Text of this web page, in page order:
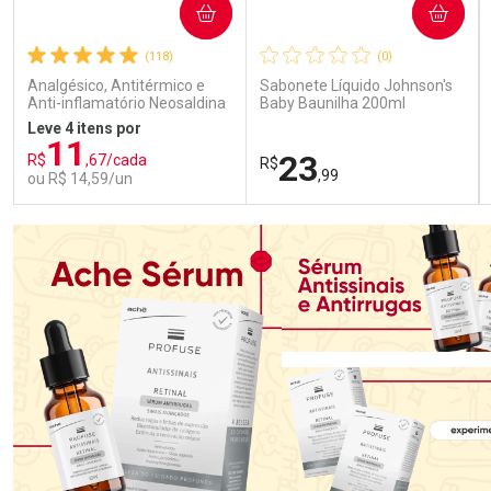
(118)
Analgésico, Antitérmico e
Anti-inflamatório Neosaldina
30mg + 300mg + 30mg 10
Drágeas
Leve 4 itens por
R$11 ,67/cada
ou R$ 14,59/un
COMPRAR
Laboratório
Ativar Desconto
Por Menos
(0)
Sabonete Líquido Johnson's
Baby Baunilha 200ml
R$23,99
COMPRAR
Laboratório
Ativar Desconto
Por Menos